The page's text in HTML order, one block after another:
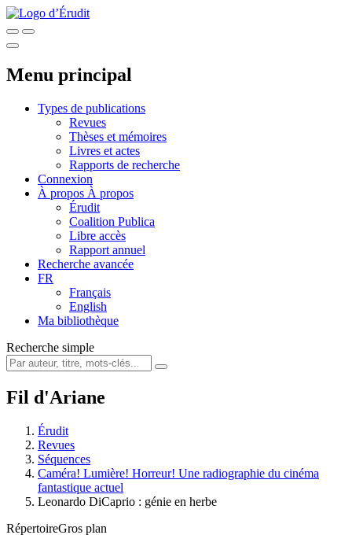
Menu principal
Types de publications
Revues
Thèses et mémoires
Livres et actes
Rapports de recherche
Connexion
À propos À propos
Érudit
Coalition Publica
Libre accès
Rapport annuel
Recherche avancée
FR
Français
English
Ma bibliothèque
Recherche simple
Fil d'Ariane
Érudit
Revues
Séquences
Caméra! Lumière! Horreur! Une radiographie du cinéma
fantastique actuel
Leonardo DiCaprio : génie en herbe
RépertoireGros plan